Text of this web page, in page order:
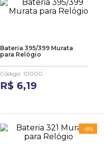
Bateria 395/399 Murata
para Relógio
Código: 10000
R$ 6,19
-6%